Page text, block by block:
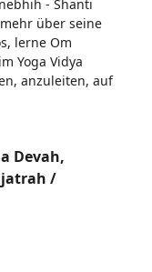
- Shanti
über seine
lerne Om
Yoga Vidya
anzuleiten, auf
Devah,
/